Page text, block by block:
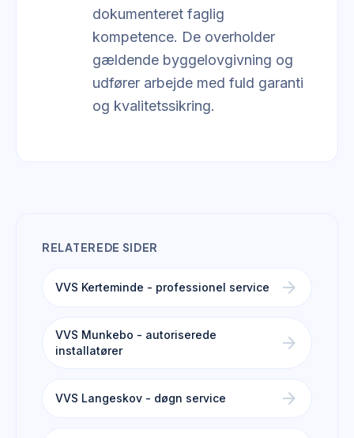
dokumenteret faglig
kompetence. De overholder
gældende byggelovgivning og
udfører arbejde med fuld garanti
og kvalitetssikring.
RELATEREDE SIDER
VVS Kerteminde - professionel service arrow_forward
VVS Munkebo - autoriserede
installatører
arrow_forward
VVS Langeskov - døgn service arrow_forward